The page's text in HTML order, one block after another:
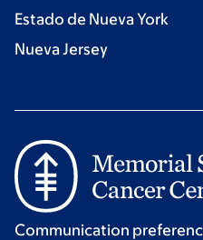
Estado de Nueva York
Nueva Jersey
Communication